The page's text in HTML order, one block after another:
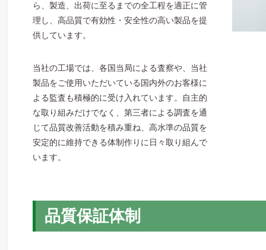
ら、製造、出荷に至るまでの全工程を適正に管
理し、高品質で有効性・安全性の高い製品を提
供しています。
当社の工場では、各国当局による査察や、当社
製品をご使用いただいている国内外のお客様に
よる監査も積極的に受け入れています。自主的
な取り組みだけでなく、第三者による調査を通
じて品質改善活動を積み重ね、高水準の品質を
安定的に維持できる体制作りに日々取り組んで
います。
品質保証体制